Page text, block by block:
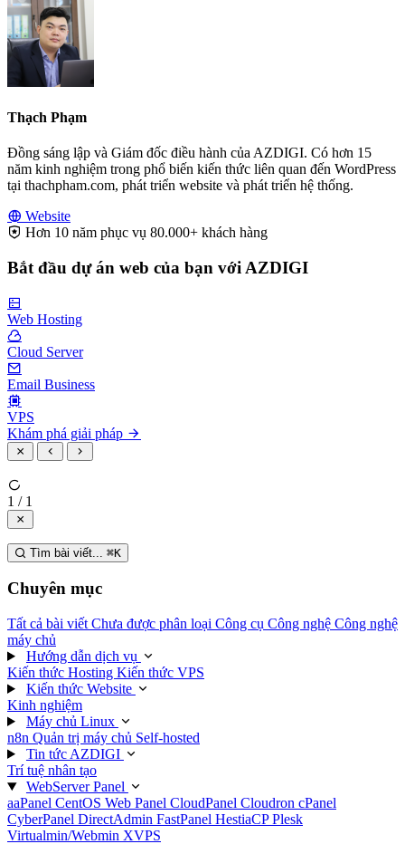
Thạch Phạm
Đồng sáng lập và Giám đốc điều hành của AZDIGI. Có hơn 15
năm kinh nghiệm trong phổ biến kiến thức liên quan đến WordPress
tại thachpham.com, phát triển website và phát triển hệ thống.
Website
Hơn 10 năm phục vụ 80.000+ khách hàng
Bắt đầu dự án web của bạn với AZDIGI
Web Hosting
Cloud Server
Email Business
VPS
Khám phá giải pháp
1 / 1
Tìm bài viết... ⌘K
Chuyên mục
Tất cả bài viết Chưa được phân loại Công cụ Công nghệ Công nghệ
máy chủ
Hướng dẫn dịch vụ
Kiến thức Hosting Kiến thức VPS
Kiến thức Website
Kinh nghiệm
Máy chủ Linux
n8n Quản trị máy chủ Self-hosted
Tin tức AZDIGI
Trí tuệ nhân tạo
WebServer Panel
aaPanel CentOS Web Panel CloudPanel Cloudron cPanel
CyberPanel DirectAdmin FastPanel HestiaCPPlesk
Virtualmin/Webmin XVPS